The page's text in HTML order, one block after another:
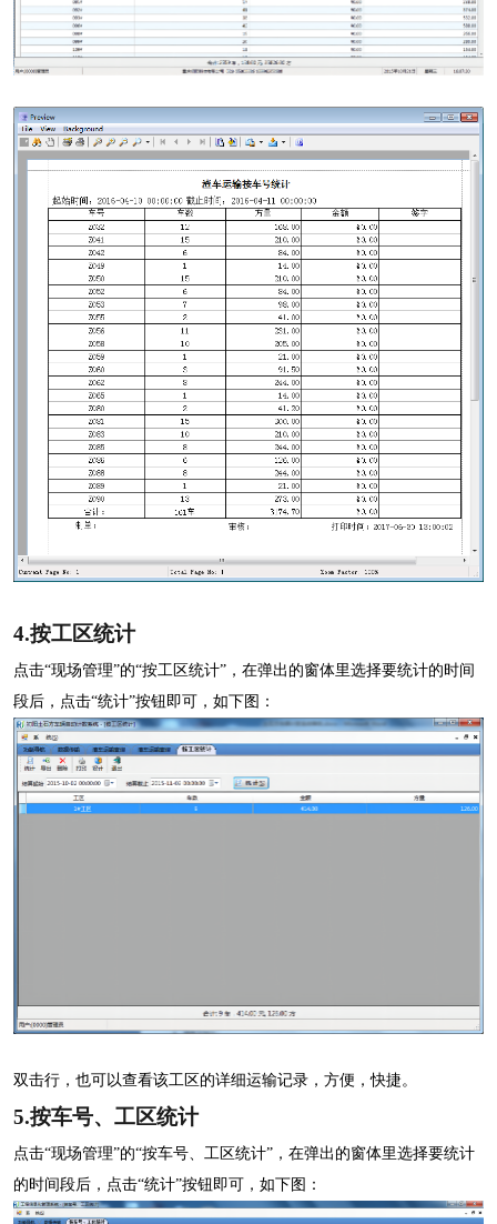
4.按工区统计
点击“现场管理”的“按工区统计”，在弹出的窗体里选择要统计的时间
段后，点击“统计”按钮即可，如下图：
双击行，也可以查看该工区的详细运输记录，方便，快捷。
5.按车号、工区统计
点击“现场管理”的“按车号、工区统计”，在弹出的窗体里选择要统计
的时间段后，点击“统计”按钮即可，如下图：